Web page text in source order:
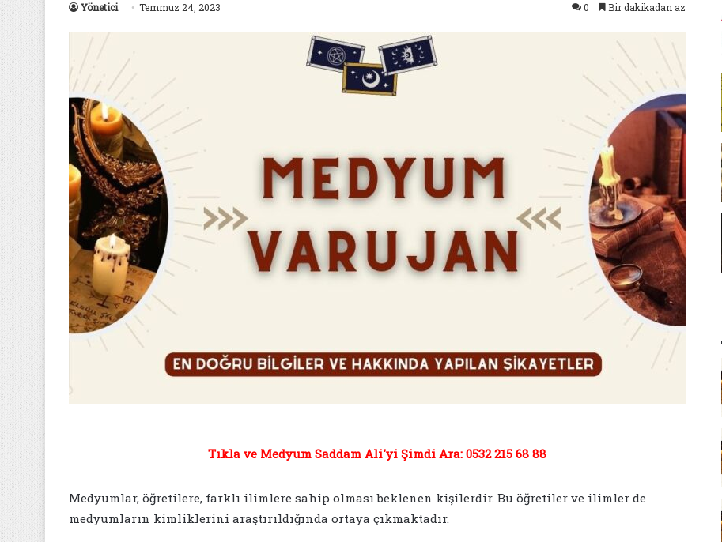
Yönetici Temmuz 24, 2023 0 Bir dakikadan az
Tıkla ve Medyum Saddam Ali'yi Şimdi Ara: 0532 215 68 88
Medyumlar, öğretilere, farklı ilimlere sahip olması beklenen kişilerdir. Bu öğretiler ve ilimler de
medyumların kimliklerini araştırıldığında ortaya çıkmaktadır.